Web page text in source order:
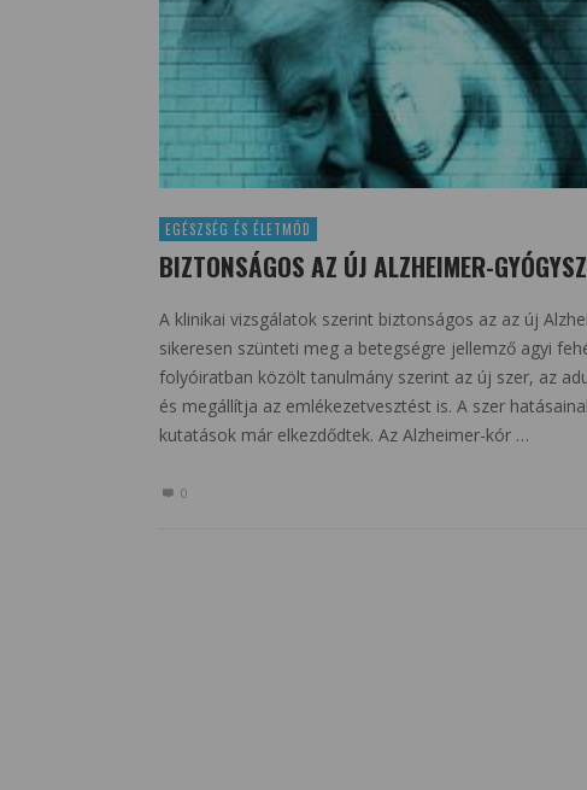
EGÉSZSÉG ÉS ÉLETMÓD
BIZTONSÁGOS AZ ÚJ ALZHEIMER-
A klinikai vizsgálatok szerint biztonságos az az új
sikeresen szünteti meg a betegségre jellemző agyi
folyóiratban közölt tanulmány szerint az új szer, az
és megállítja az emlékezetvesztést is. A szer
kutatások már elkezdődtek. Az Alzheimer-kór …
0